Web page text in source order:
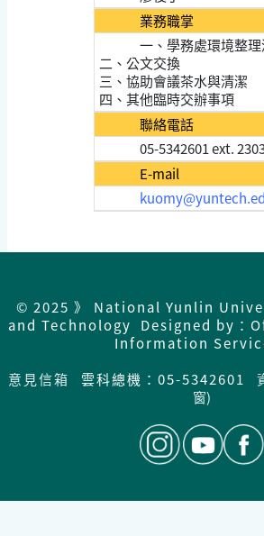
業務職掌
一、學務處環境整
二、公文交換
三、協助會議茶水與清潔
四、其他臨時交辦事項
聯絡電話
05-5342601 ext.
E-mail
© 2025 》 National Yunlin
and Technology Designed by：
Information
意見信箱
雲科總機：05-5342601
窗)